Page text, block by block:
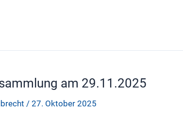
am 29.11.2025
/ 27. Oktober 2025